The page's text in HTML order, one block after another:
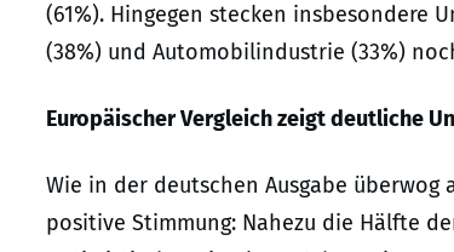
(61%). Hingegen stecken insbesondere
(38%) und Automobilindustrie (33%)
Europäischer Vergleich zeigt deutliche
Wie in der deutschen Ausgabe überwog
positive Stimmung: Nahezu die Hälfte